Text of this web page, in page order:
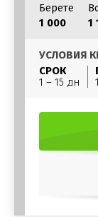
Берете
1 000
1
УСЛОВИЯ
СРОК
1 – 15 дн